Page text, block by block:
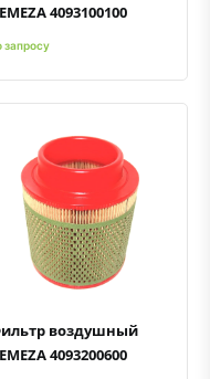
4093100100
запросу
Быстрый просмотрДобавить к сравнению
Добавить в избранное
воздушный
4093200600